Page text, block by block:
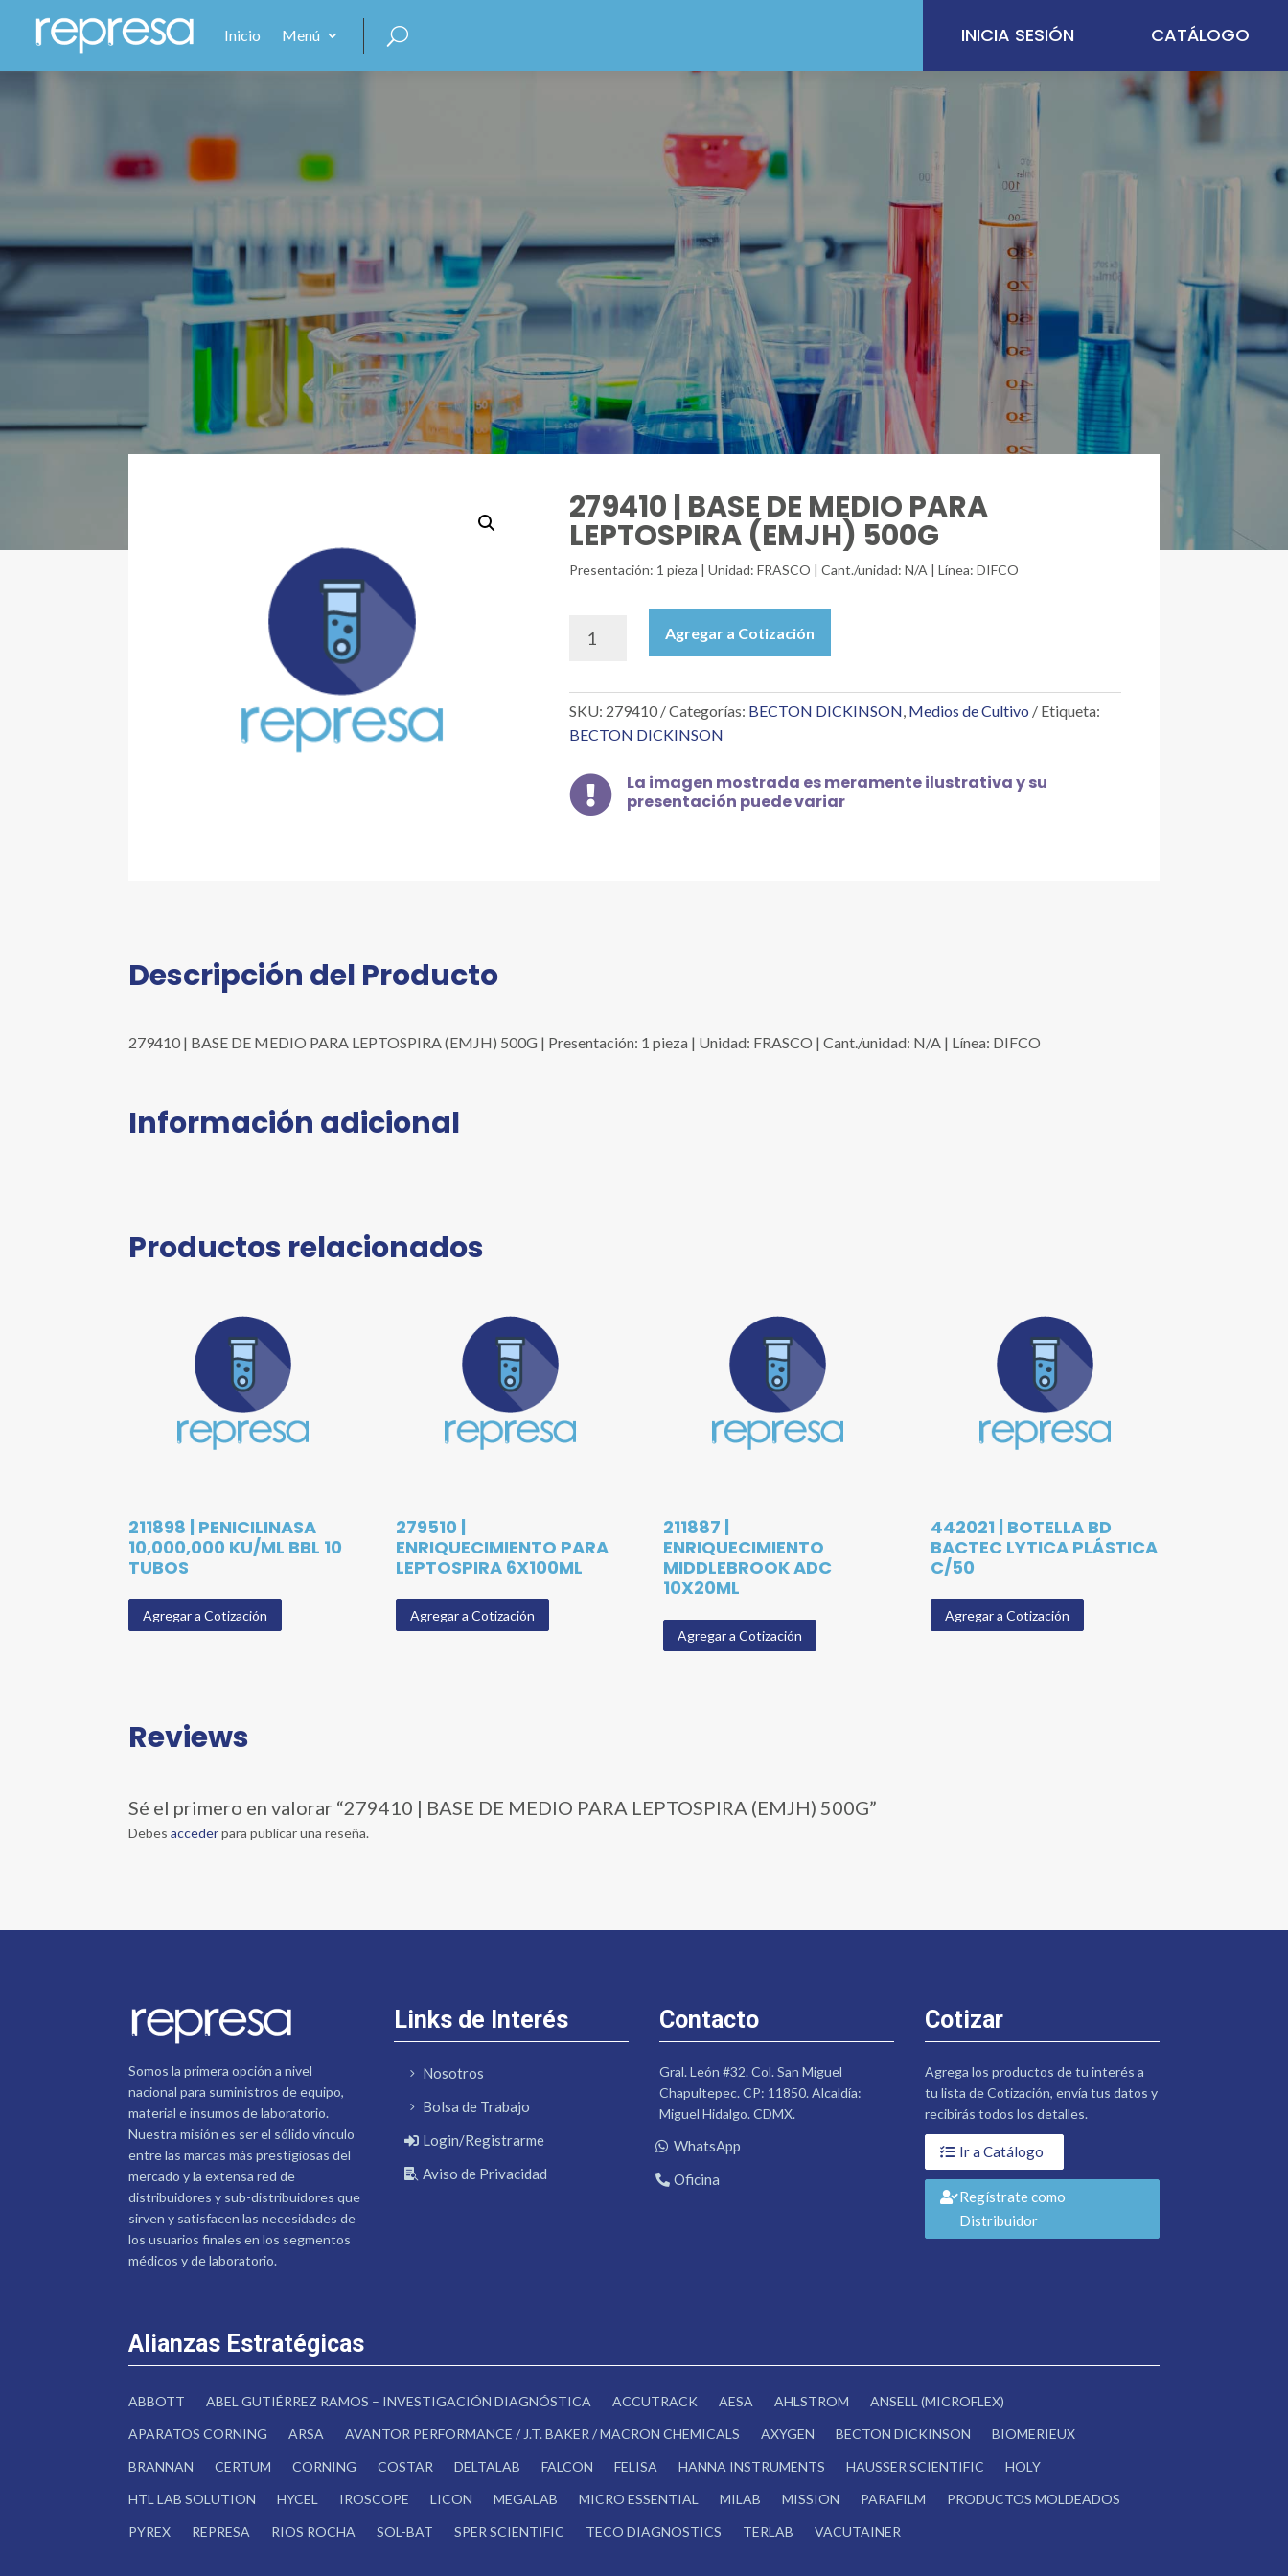
Inicio Menú INICIA SESIÓN CATÁLOGO
279410 | BASE DE MEDIO PARA
LEPTOSPIRA (EMJH) 500G
Presentación: 1 pieza | Unidad: FRASCO | Cant./unidad: N/A | Línea: DIFCO
DE
MEDIO
PARA
(EMJH)
500G
cantidad
Agregar a Cotización
SKU: 279410 Categorías: BECTON DICKINSON, Medios de Cultivo
Etiqueta:
BECTON DICKINSON

La imagen mostrada es meramente ilustrativa y su
presentación puede variar
Descripción del Producto
279410 | BASE DE MEDIO PARA LEPTOSPIRA (EMJH) 500G | Presentación: 1 pieza | Unidad: FRASCO | Cant./unidad: N/A | Línea: DIFCO
Información adicional
Productos relacionados
211898 | PENICILINASA
10,000,000 KU/ML BBL 10
TUBOS
Agregar a Cotización
279510 |
ENRIQUECIMIENTO PARA
LEPTOSPIRA 6X100ML
Agregar a Cotización
211887 |
ENRIQUECIMIENTO
MIDDLEBROOK ADC
10X20ML
Agregar a Cotización
442021 | BOTELLA BD
BACTEC LYTICA PLÁSTICA
C/50
Agregar a Cotización
Reviews
Sé el primero en valorar “279410 | BASE DE MEDIO PARA LEPTOSPIRA (EMJH) 500G”
Debesaccederpara publicar una reseña.
Somos la primera opción a nivel
nacional para suministros de equipo,
material e insumos de laboratorio.
Nuestra misión es ser el sólido vínculo
entre las marcas más prestigiosas del
mercado y la extensa red de
distribuidores y sub-distribuidores que
sirven y satisfacen las necesidades de
los usuarios finales en los segmentos
médicos y de laboratorio.
Links de Interés
Nosotros
Bolsa de Trabajo
Login/Registrarme
Aviso de Privacidad
Contacto
Gral. León #32. Col. San Miguel
Chapultepec. CP: 11850. Alcaldía:
Miguel Hidalgo. CDMX.
WhatsApp
Oficina
Cotizar
Agrega los productos de tu interés a
tu lista de Cotización, envía tus datos y
recibirás todos los detalles.
Ir a Catálogo
Regístrate como
Distribuidor
Alianzas Estratégicas
ABBOTT ABEL GUTIÉRREZ RAMOS – INVESTIGACIÓN DIAGNÓSTICA ACCUTRACK AESA AHLSTROM
ANSELL (MICROFLEX)
APARATOS CORNING
ARSA AVANTOR PERFORMANCE / J.T. BAKER / MACRON CHEMICALS AXYGEN BECTON DICKINSON
BIOMERIEUX
BRANNAN
CERTUM CORNING COSTAR DELTALAB FALCON FELISA HANNA INSTRUMENTS HAUSSER SCIENTIFIC
HOLY
HTL LAB SOLUTION
HYCEL IROSCOPE LICON MEGALAB MICRO ESSENTIAL MILAB MISSION PARAFILM
PRODUCTOS MOLDEADOS
PYREX
REPRESA RIOS ROCHA SOL-BAT SPER SCIENTIFIC TECO DIAGNOSTICS TERLAB VACUTAINER